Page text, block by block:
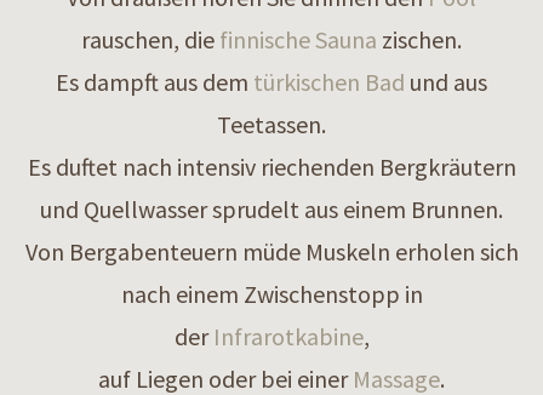
rauschen, die finnische Sauna zischen.
Es dampft aus dem türkischen Bad und aus
Teetassen.
Es duftet nach intensiv riechenden Bergkräutern
und Quellwasser sprudelt aus einem Brunnen.
Von Bergabenteuern müde Muskeln erholen sich
nach einem Zwischenstopp in
der Infrarotkabine,
auf Liegen oder bei einer Massage.